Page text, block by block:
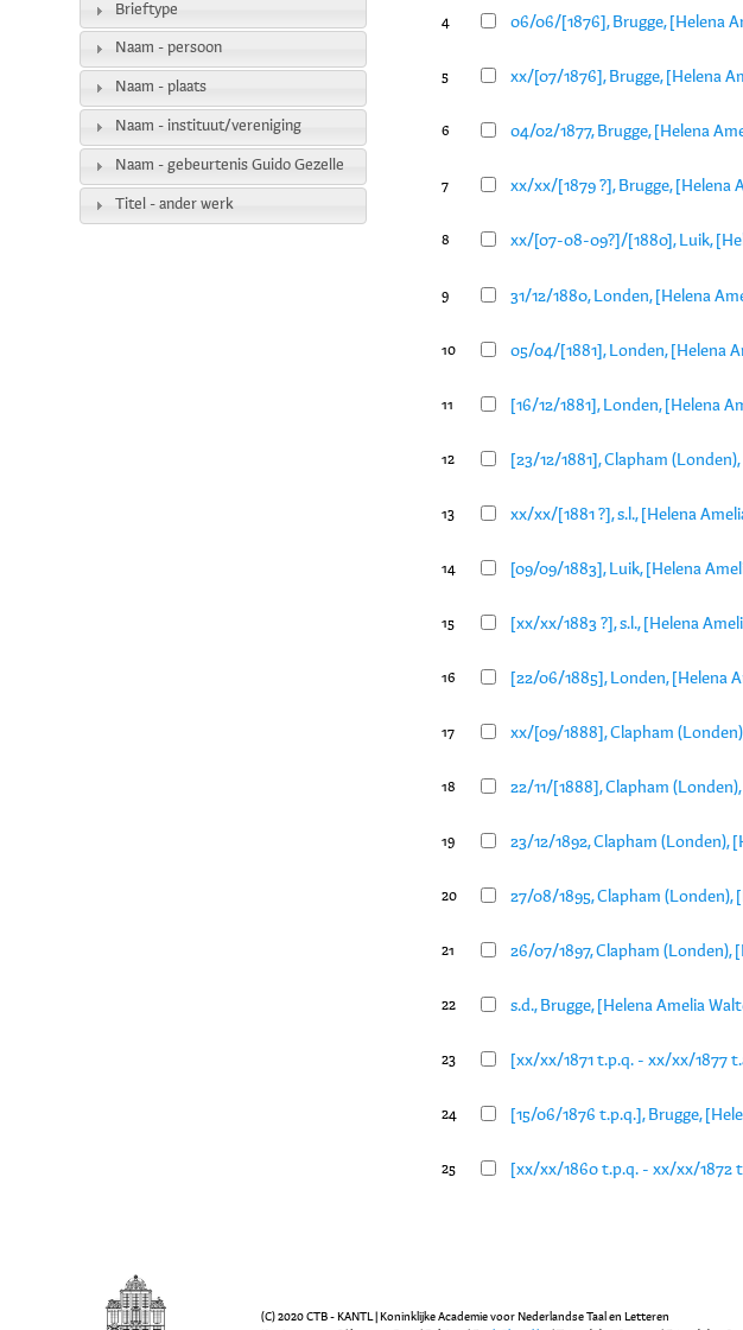
4 06/06/[1876], Brugge, [Helena
5 xx/[07/1876], Brugge, [Helena
6 04/02/1877, Brugge, [Helena
7 xx/xx/[1879 ?], Brugge, [Helena
8 xx/[07-08-09?]/[1880], Luik,
9 31/12/1880, Londen, [Helena
10 05/04/[1881], Londen, [Helena
11 [16/12/1881], Londen, [Helena
12 [23/12/1881], Clapham
13 xx/xx/[1881 ?], s.l., [Helena
14 [09/09/1883], Luik, [Helena
15 [xx/xx/1883 ?], s.l., [Helena
16 [22/06/1885], Londen, [Helena
17 xx/[09/1888], Clapham
18 22/11/[1888], Clapham
19 23/12/1892, Clapham (Londen),
20 27/08/1895, Clapham (Londen),
21 26/07/1897, Clapham (Londen),
22 s.d., Brugge, [Helena Amelia
23 [xx/xx/1871 t.p.q. - xx/xx/1877
24 [15/06/1876 t.p.q.], Brugge,
25 [xx/xx/1860 t.p.q. - xx/xx/1872
Brieftype
Naam - persoon
Naam - plaats
Naam - instituut/vereniging
Naam - gebeurtenis Guido Gezelle
Titel - ander werk
(C) 2020 CTB - KANTL | Koninklijke Academie voor Nederlandse Taal en Letteren